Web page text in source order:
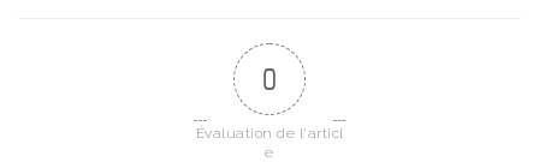
0
Évaluation de l'articl
e